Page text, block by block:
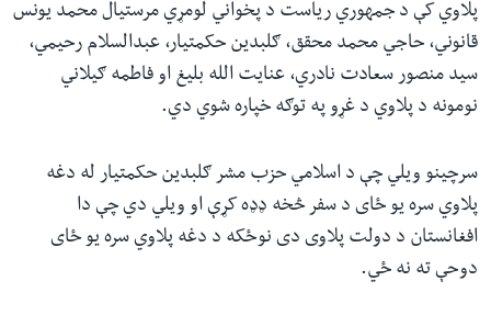
پلاوي کې د جمهوري ریاست د پخواني لومړي مرستیال محمد یونس
قانوني، حاجي محمد محقق، ګلبدین حکمتیار، عبدالسلام رحیمي،
سید منصور سعادت نادري، عنایت الله بلیغ او فاطمه ګیلاني
نومونه د پلاوي د غړو په توګه خپاره شوي دي.
سرچینو ویلي چې د اسلامي حزب مشر ګلبدین حکمتیار له دغه
پلاوي سره یو ځای د سفر څخه ډډه کړې او ویلي دي چې دا
افغانستان د دولت پلاوی دی نوځکه د دغه پلاوي سره یو ځای
دوحې ته نه ځي.